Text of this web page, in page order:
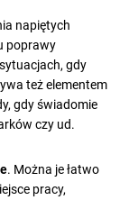
napiętych
poprawy
gdy
też elementem
gdy świadomie
czy ud.
. Można je łatwo
pracy,